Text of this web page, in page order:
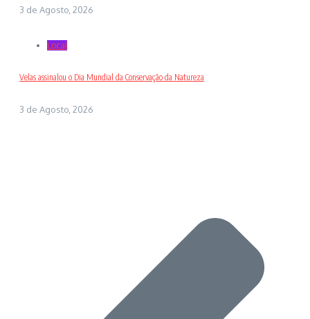
3 de Agosto, 2026
Local
Velas assinalou o Dia Mundial da Conservação da Natureza
3 de Agosto, 2026